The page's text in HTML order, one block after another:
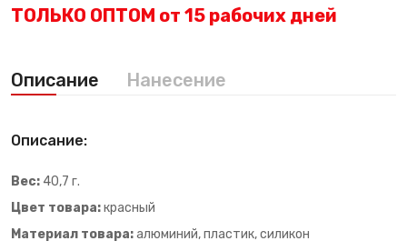
ТОЛЬКО ОПТОМ от 15 рабочих дней
Описание Нанесение
Описание:
Вес: 40,7 г.
Цвет товара:красный
Материал товара:алюминий, пластик, силикон